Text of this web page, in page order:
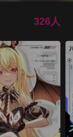
326人